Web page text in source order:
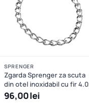
SPRENGER
Zgarda Sprenger za scuta
din otel inoxidabil cu fir 4.0
mm - 55 cm
96,00 lei